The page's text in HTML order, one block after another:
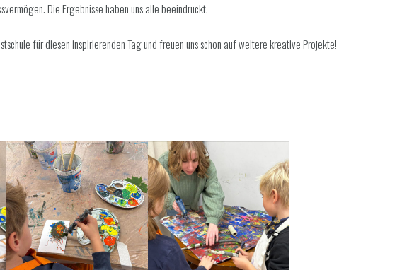
Die Ergebnisse haben uns alle beeindruckt.
für diesen inspirierenden Tag und freuen uns schon auf weitere kreative Projekte!